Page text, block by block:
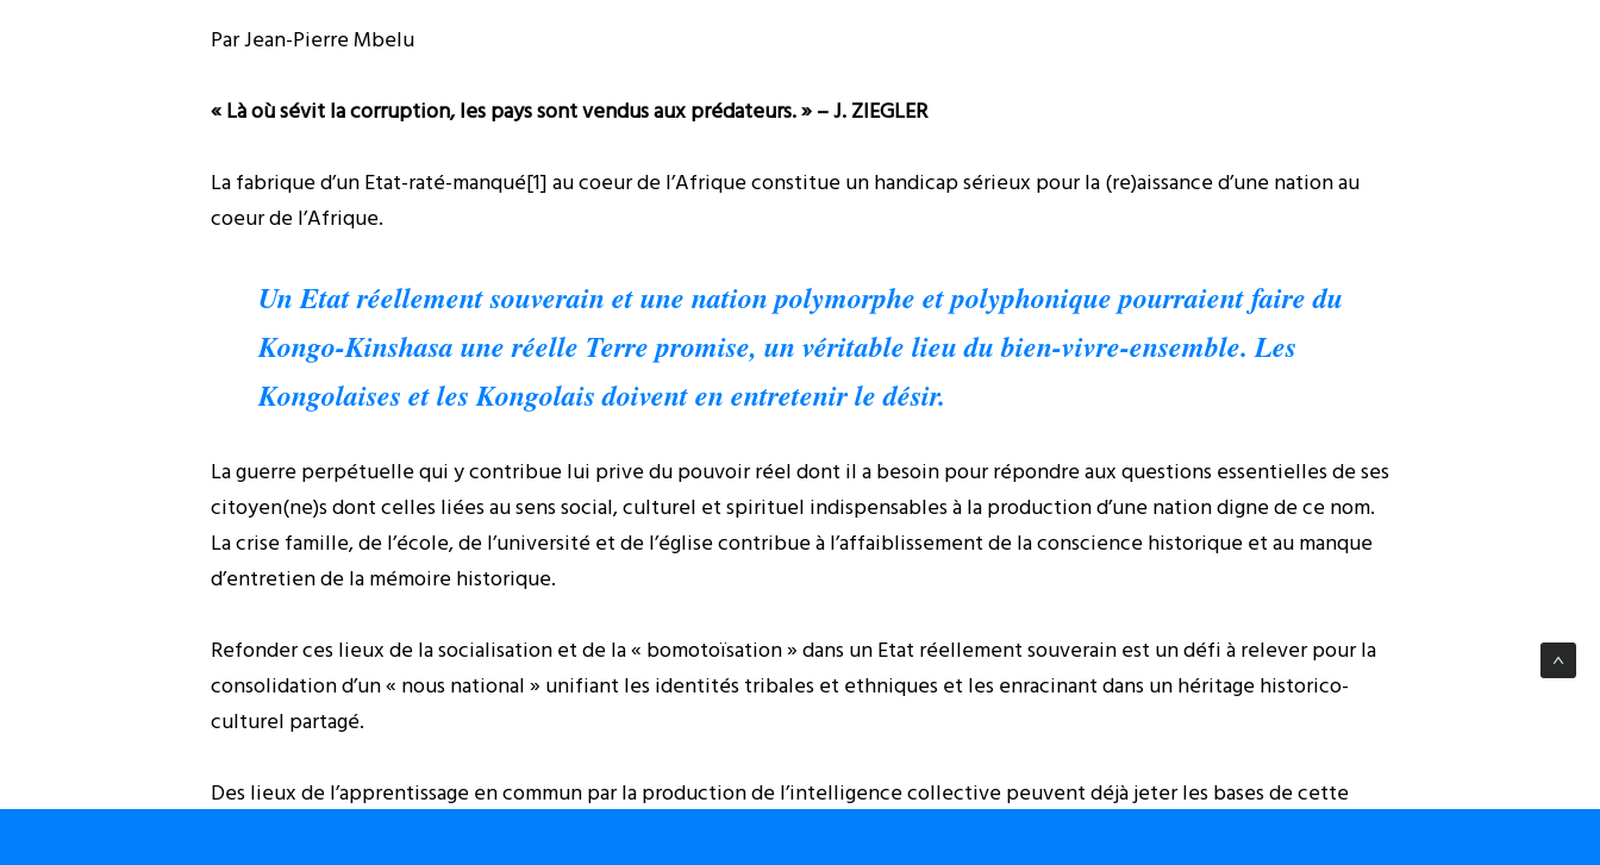
Par Jean-Pierre Mbelu
« Là où sévit la corruption, les pays sont vendus aux prédateurs. » – J. ZIEGLER
La fabrique d’un Etat-raté-manqué[1] au coeur de l’Afrique constitue un handicap sérieux pour la (re)aissance d’une nation au
coeur de l’Afrique.
Un Etat réellement souverain et une nation polymorphe et polyphonique pourraient faire du
Kongo-Kinshasa une réelle Terre promise, un véritable lieu du bien-vivre-ensemble. Les
Kongolaises et les Kongolais doivent en entretenir le désir.
La guerre perpétuelle qui y contribue lui prive du pouvoir réel dont il a besoin pour répondre aux questions essentielles de ses
citoyen(ne)s dont celles liées au sens social, culturel et spirituel indispensables à la production d’une nation digne de ce nom.
La crise famille, de l’école, de l’université et de l’église contribue à l’affaiblissement de la conscience historique et au manque
d’entretien de la mémoire historique.
Refonder ces lieux de la socialisation et de la « bomotoïsation » dans un Etat réellement souverain est un défi à relever pour la
consolidation d’un « nous national » unifiant les identités tribales et ethniques et les enracinant dans un héritage historico-
culturel partagé.
Des lieux de l’apprentissage en commun par la production de l’intelligence collective peuvent déjà jeter les bases de cette